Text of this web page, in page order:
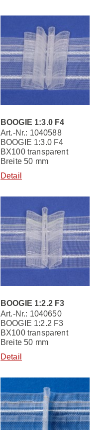
BOOGIE 1:3.0 F4
Art.-Nr.: 1040588
BOOGIE 1:3.0 F4
BX100 transparent
Breite 50 mm
Detail
BOOGIE 1:2.2 F3
Art.-Nr.: 1040650
BOOGIE 1:2.2 F3
BX100 transparent
Breite 50 mm
Detail